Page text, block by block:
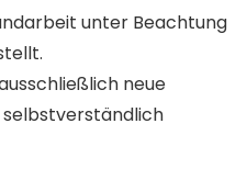
unter Beachtung
neue